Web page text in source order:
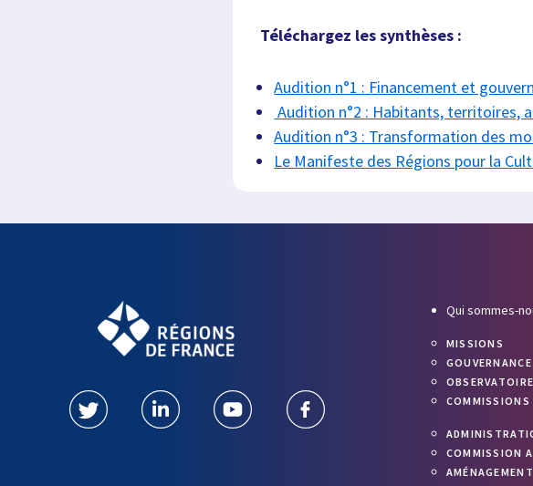
Téléchargez les synthèses :
Audition n°1 : Financement et
Audition n°2 : Habitants, territoires,
Audition n°3 : Transformation des
Le Manifeste des Régions pour la
Qui sommes-
MISSIONS
GOUVERNANCE
COMMISSION